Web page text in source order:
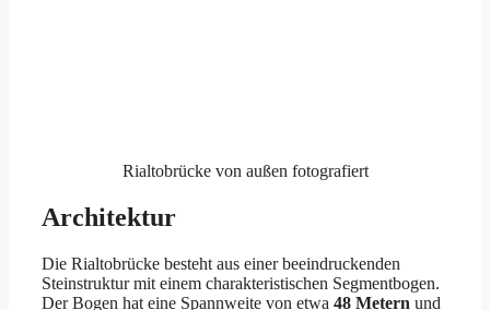
Rialtobrücke von außen fotografiert
Architektur
Die Rialtobrücke besteht aus einer beeindruckenden
Steinstruktur mit einem charakteristischen Segmentbogen.
Der Bogen hat eine Spannweite von etwa 48 Metern und